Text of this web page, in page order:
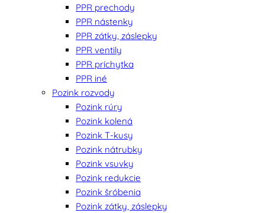
PPR prechody
PPR nástenky
PPR zátky, záslepky
PPR ventily
PPR príchytka
PPR iné
Pozink rozvody
Pozink rúry
Pozink kolená
Pozink T-kusy
Pozink nátrubky
Pozink vsuvky
Pozink redukcie
Pozink šróbenia
Pozink zátky, záslepky